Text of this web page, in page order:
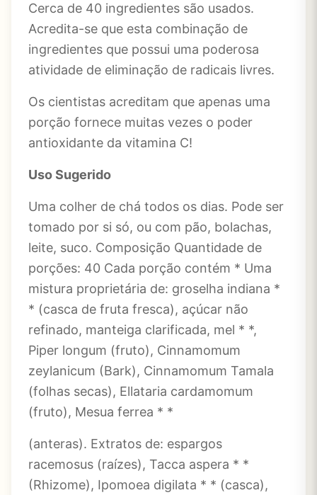
Cerca de 40 ingredientes são usados.
Acredita-se que esta combinação de
ingredientes que possui uma poderosa
atividade de eliminação de radicais livres.
Os cientistas acreditam que apenas uma
porção fornece muitas vezes o poder
antioxidante da vitamina C!
Uso Sugerido
Uma colher de chá todos os dias. Pode ser
tomado por si só, ou com pão, bolachas,
leite, suco. Composição Quantidade de
porções: 40 Cada porção contém * Uma
mistura proprietária de: groselha indiana *
* (casca de fruta fresca), açúcar não
refinado, manteiga clarificada, mel * *,
Piper longum (fruto), Cinnamomum
zeylanicum (Bark), Cinnamomum Tamala
(folhas secas), Ellataria cardamomum
(fruto), Mesua ferrea * *
(anteras). Extratos de: espargos
racemosus (raízes), Tacca aspera * *
(Rhizome), Ipomoea digilata * * (casca),